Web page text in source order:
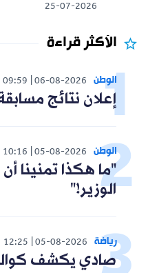
25-07-2026
الأكثر قراءة
الوطن 06-08-2026
09:59
إعلان نتائج
الوطن 05-08-2026
10:16
"ما هكذا تمنينا
الوزير!"
رياضة 05-08-2026
12:25
صادي يكشف